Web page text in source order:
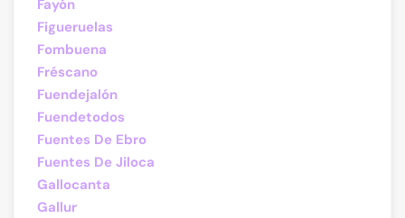
Fayón
Figueruelas
Fombuena
Fréscano
Fuendejalón
Fuendetodos
Fuentes De Ebro
Fuentes De Jiloca
Gallocanta
Gallur